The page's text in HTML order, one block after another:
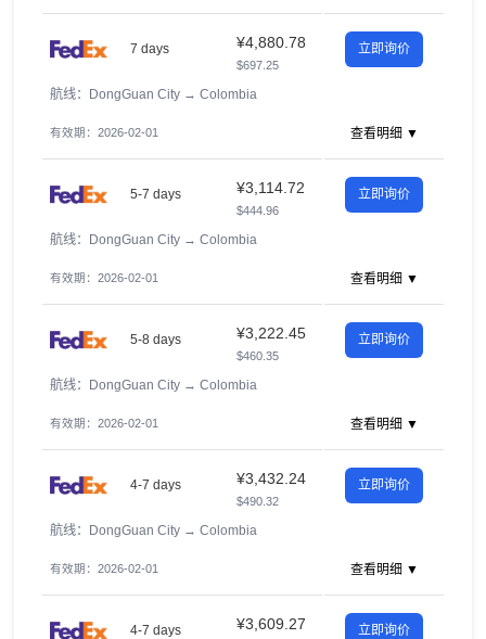
7 days ¥4,880.78
$697.25
立即询价
航线：DongGuan City → Colombia
有效期：2026-02-01 查看明细 ▼
5-7 days ¥3,114.72
$444.96
立即询价
航线：DongGuan City → Colombia
有效期：2026-02-01 查看明细 ▼
5-8 days ¥3,222.45
$460.35
立即询价
航线：DongGuan City → Colombia
有效期：2026-02-01 查看明细 ▼
4-7 days ¥3,432.24
$490.32
立即询价
航线：DongGuan City → Colombia
有效期：2026-02-01 查看明细 ▼
4-7 days ¥3,609.27 立即询价